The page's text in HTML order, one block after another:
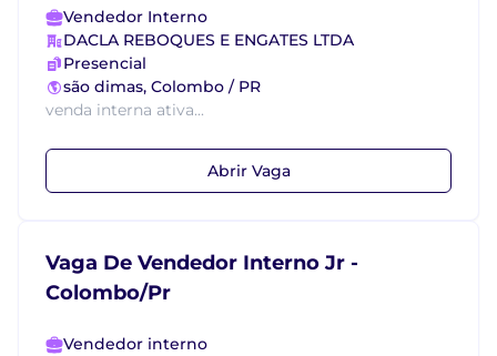
Vendedor Interno
DACLA REBOQUES E ENGATES LTDA
Presencial
são dimas, Colombo / PR
venda interna ativa...
Abrir Vaga
Vaga De Vendedor Interno Jr -
Colombo/Pr
Vendedor interno